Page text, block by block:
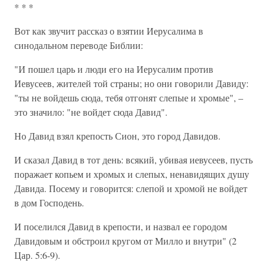
* * *
Вот как звучит рассказ о взятии Иерусалима в
синодальном переводе Библии:
"И пошел царь и люди его на Иерусалим против
Иевусеев, жителей той страны; но они говорили Давиду:
"ты не войдешь сюда, тебя отгонят слепые и хромые", –
это значило: "не войдет сюда Давид".
Но Давид взял крепость Сион, это город Давидов.
И сказал Давид в тот день: всякий, убивая иевусеев, пусть
поражает копьем и хромых и слепых, ненавидящих душу
Давида. Посему и говорится: слепой и хромой не войдет
в дом Господень.
И поселился Давид в крепости, и назвал ее городом
Давидовым и обстроил кругом от Милло и внутри" (2
Цар. 5:6-9).